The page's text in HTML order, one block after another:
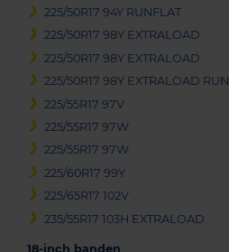
225/50R17 94Y RUNFLAT
225/50R17 98Y EXTRALOAD
225/50R17 98Y EXTRALOAD
225/50R17 98Y EXTRALOAD
225/55R17 97V
225/55R17 97W
225/55R17 97W
225/60R17 99Y
225/65R17 102V
235/55R17 103H EXTRALOAD
18-inch banden